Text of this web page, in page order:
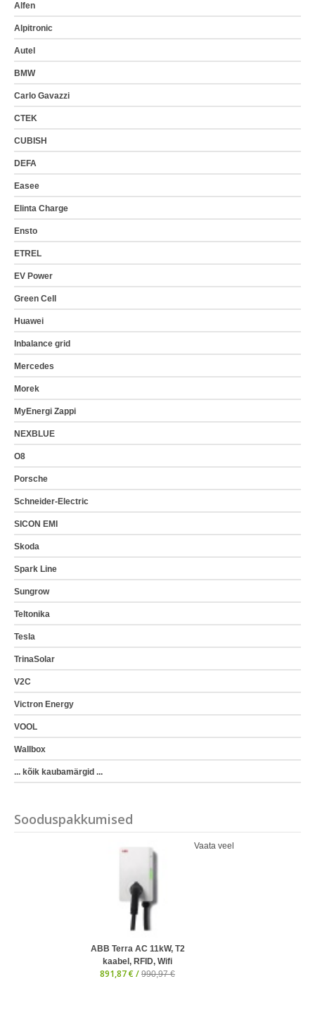
Alfen
Alpitronic
Autel
BMW
Carlo Gavazzi
CTEK
CUBISH
DEFA
Easee
Elinta Charge
Ensto
ETREL
EV Power
Green Cell
Huawei
Inbalance grid
Mercedes
Morek
MyEnergi Zappi
NEXBLUE
O8
Porsche
Schneider-Electric
SICON EMI
Skoda
Spark Line
Sungrow
Teltonika
Tesla
TrinaSolar
V2C
Victron Energy
VOOL
Wallbox
... kõik kaubamärgid ...
Sooduspakkumised
ABB Terra AC 11kW, T2
kaabel, RFID, Wifi
891,87 € / 990,97 €
Vaata veel